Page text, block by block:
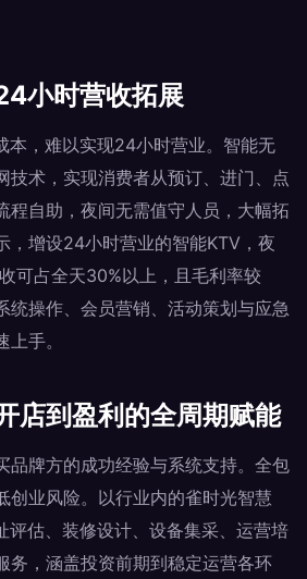
小时营收拓展
本，难以实现24小时营业。智能无
技术，实现消费者从预订、进门、点
程自助，夜间无需值守人员，大幅拓
，增设24小时营业的智能KTV，夜
可占全天30%以上，且毛利率较
统操作、会员营销、活动策划与应急
手。
店到盈利的全周期赋能
品牌方的成功经验与系统支持。全包
创业风险。以行业内的雀时光智慧
评估、装修设计、设备集采、运营培
务，涵盖投资前期到稳定运营各环